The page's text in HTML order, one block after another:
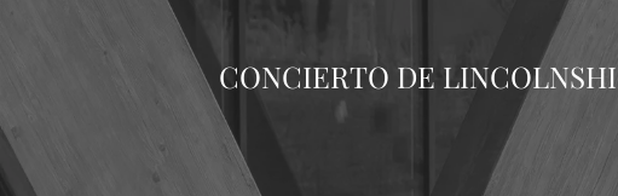
CONCIERTO DE